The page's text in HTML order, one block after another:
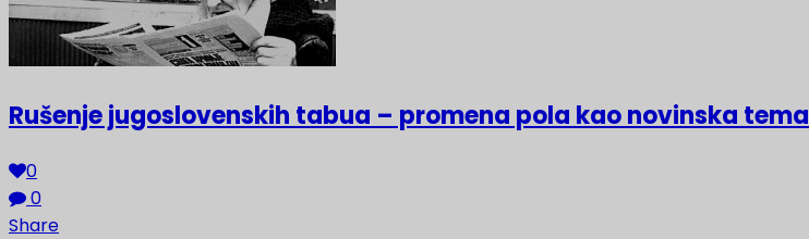
Rušenje jugoslovenskih tabua – promena pola kao novinska tema
0
0
Share